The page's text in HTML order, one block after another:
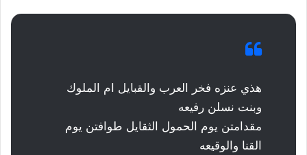
هذي عنزه فخر العرب والقبايل ام الملوك
وبنت نسلن رفيعه
مقدامتن يوم الحمول الثقايل طوافتن يوم
القنا والوقيعه